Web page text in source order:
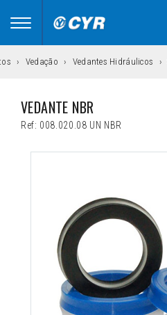
Toggle
Vedação Vedantes Hidráulicos
VEDANTE NBR
Ref: 008.020.08 UN NBR